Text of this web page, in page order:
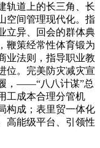
轨道上的长三角、长
空间管理现代化。指
立异、回会的群体典
鞭策经常性体育锻为
业法则，指导职业教
位。完美防灾减灾宣
，——“八八计谋”总
工成本合理分管机
构成；表里贸一体化
高能级平台、引领性